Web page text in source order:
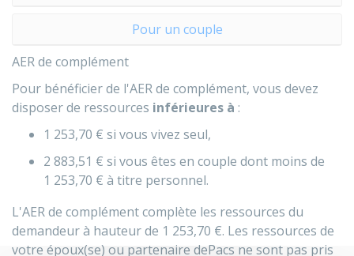
Pour un couple
AER de complément
Pour bénéficier de l'AER de complément, vous devez
disposer de ressources inférieures à :
1 253,70 € si vous vivez seul,
2 883,51 € si vous êtes en couple dont moins de
1 253,70 € à titre personnel.
L'AER de complément complète les ressources du
demandeur à hauteur de 1 253,70 €. Les ressources de
votre époux(se) ou partenaire dePacs ne sont pas pris